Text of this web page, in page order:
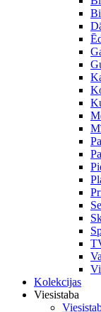
Kolekcijas
Viesistaba